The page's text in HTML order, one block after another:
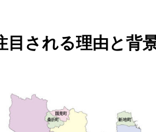
目される理由と背